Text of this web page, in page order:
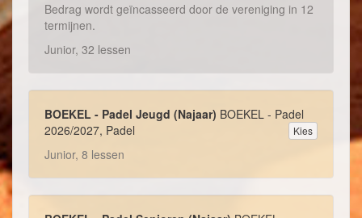
Bedrag wordt geïncasseerd door de vereniging in 12
termijnen.
Junior, 32 lessen
BOEKEL - Padel Jeugd (Najaar) BOEKEL - Padel
2026/2027, Padel
Kies
Junior, 8 lessen